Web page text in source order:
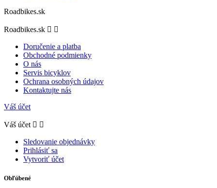
Roadbikes.sk
Roadbikes.sk  
Doručenie a platba
Obchodné podmienky
O nás
Servis bicyklov
Ochrana osobných údajov
Kontaktujte nás
Váš účet
Váš účet  
Sledovanie objednávky
Prihlásiť sa
Vytvoriť účet
Obľúbené